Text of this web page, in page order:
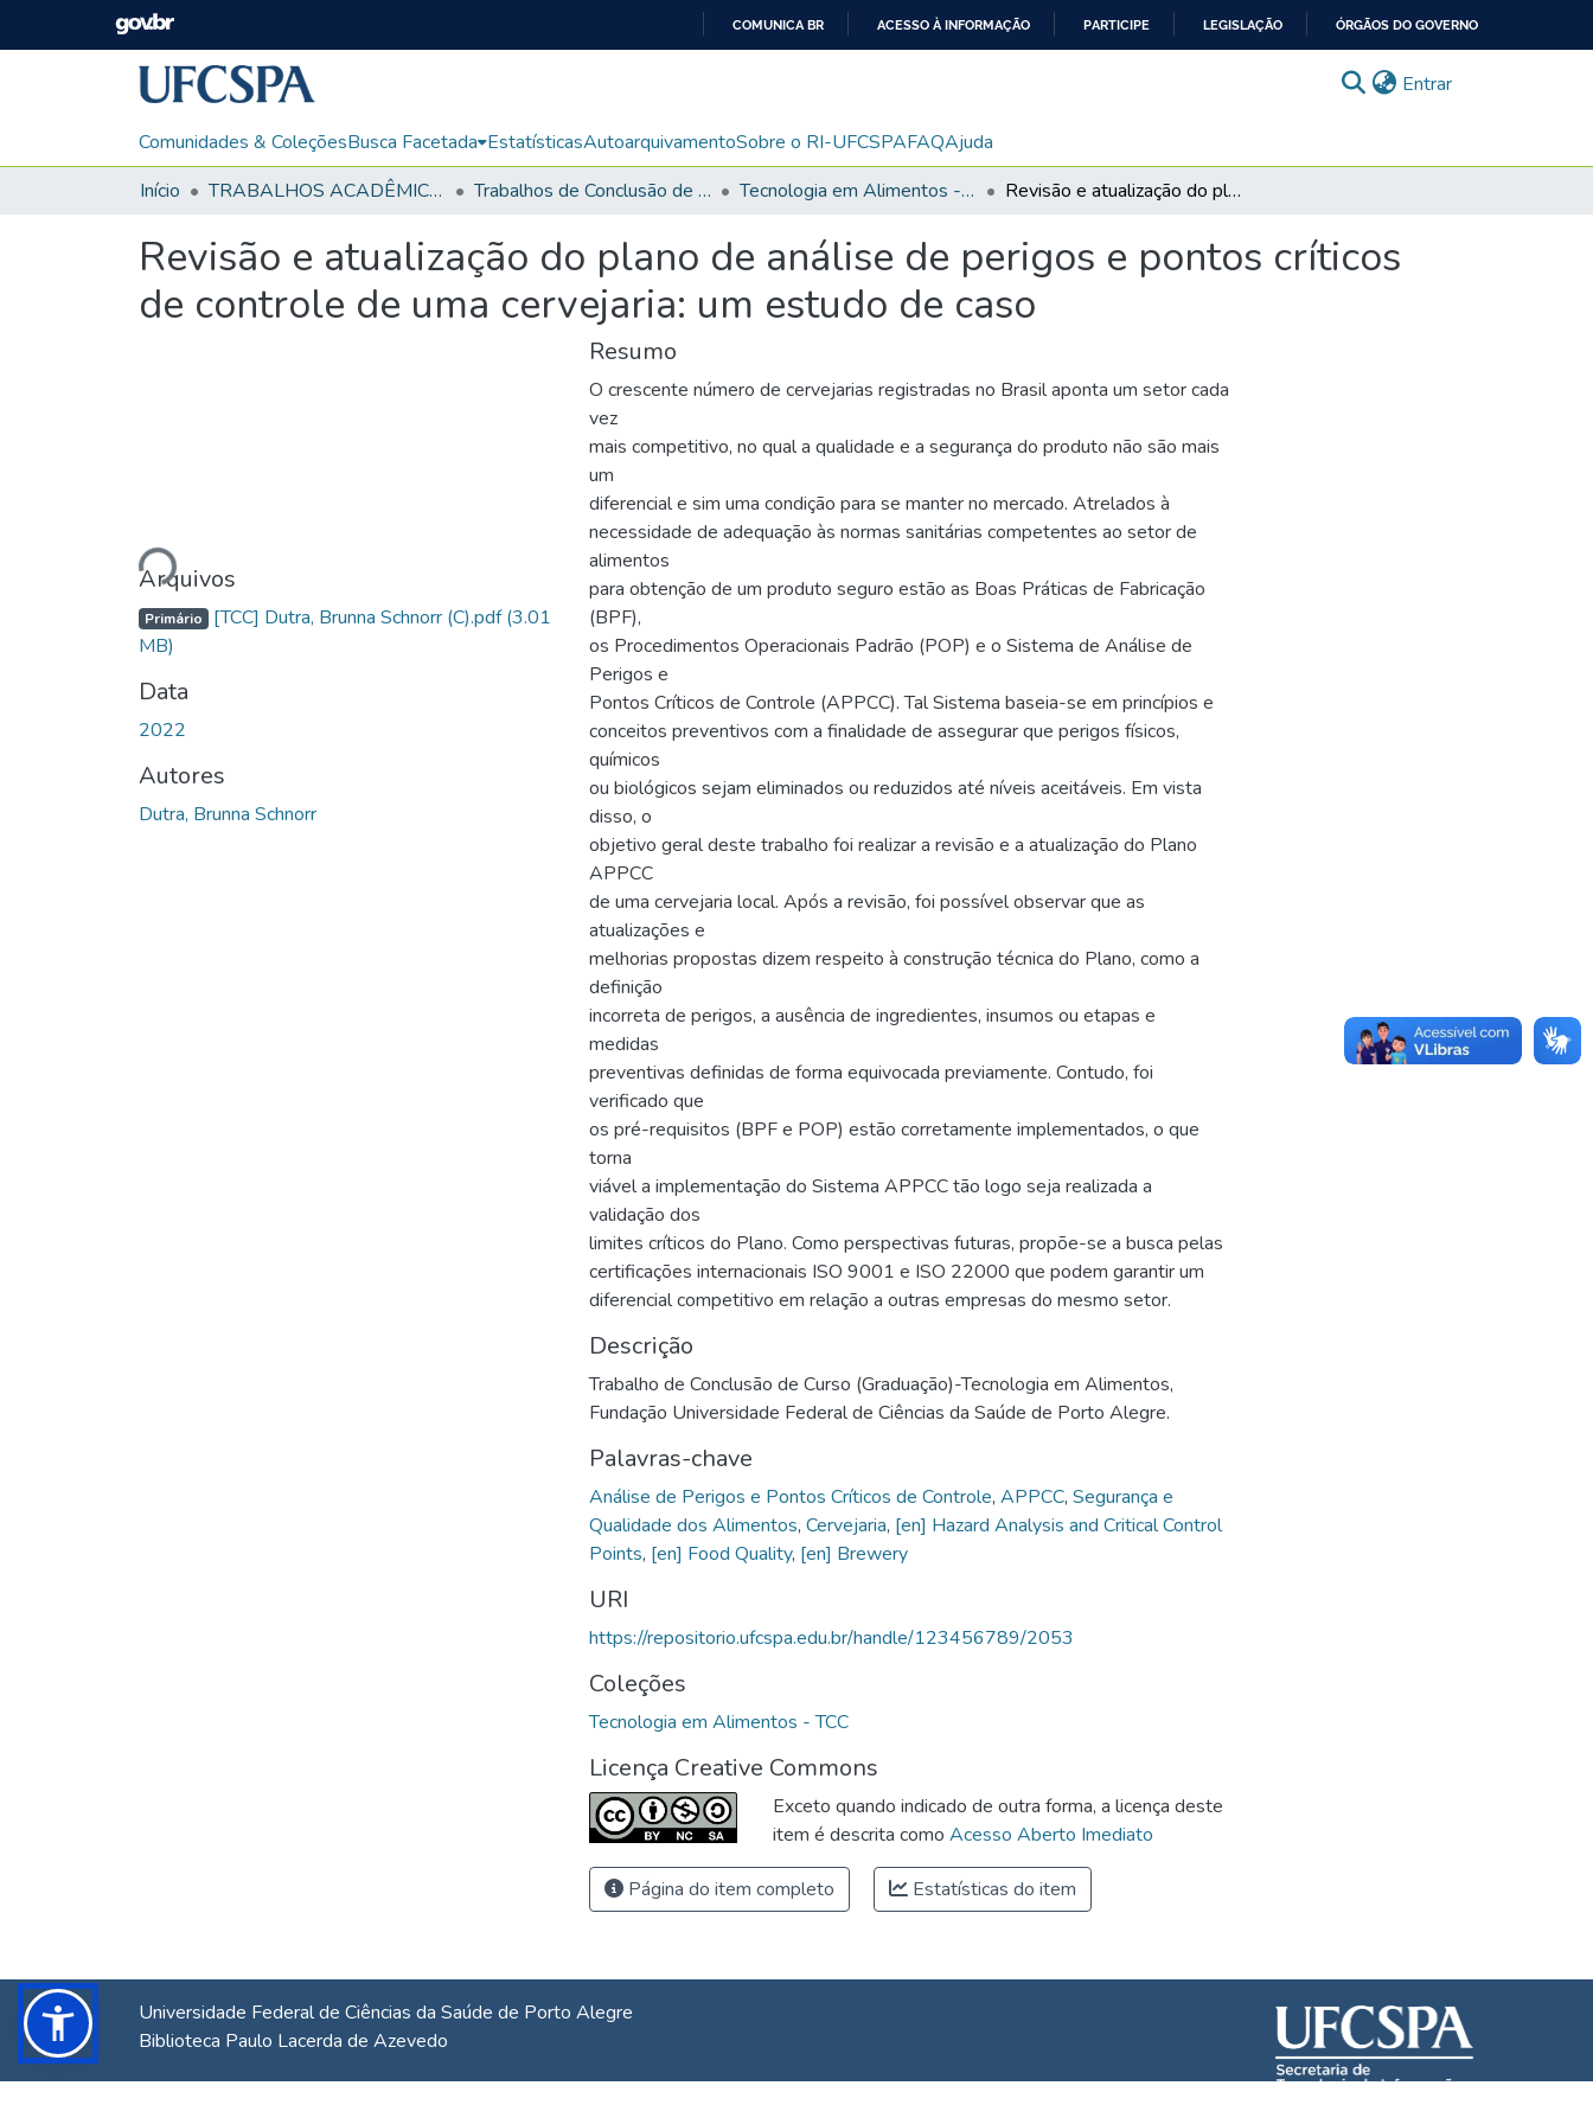
CONTEÚDO
COMUNICA BR ACESSO À INFORMAÇÃO PARTICIPE LEGISLAÇÃO ÓRGÃOS DO GOVERNO
Entrar(current)
Comunidades & ColeçõesBusca Facetada EstatísticasAutoarquivamentoSobre o RI-UFCSPAFAQAjuda
Início
TRABALHOS ACADÊMICOS Trabalhos de Conclusão de Curso de Graduação Tecnologia em Alimentos - TCC Revisão e atualização do plano de análise de perigos e pontos críticos de controle de uma cervejaria: um estudo de caso
Revisão e atualização do plano de análise de perigos e pontos críticos
de controle de uma cervejaria: um estudo de caso
Carregando...
Arquivos
Primário [TCC] Dutra, Brunna Schnorr (C).pdf(3.01
MB)
Data
2022
Autores
Dutra, Brunna Schnorr
Resumo
O crescente número de cervejarias registradas no Brasil aponta um setor cada
vez
mais competitivo, no qual a qualidade e a segurança do produto não são mais
um
diferencial e sim uma condição para se manter no mercado. Atrelados à
necessidade de adequação às normas sanitárias competentes ao setor de
alimentos
para obtenção de um produto seguro estão as Boas Práticas de Fabricação
(BPF),
os Procedimentos Operacionais Padrão (POP) e o Sistema de Análise de
Perigos e
Pontos Críticos de Controle (APPCC). Tal Sistema baseia-se em princípios e
conceitos preventivos com a finalidade de assegurar que perigos físicos,
químicos
ou biológicos sejam eliminados ou reduzidos até níveis aceitáveis. Em vista
disso, o
objetivo geral deste trabalho foi realizar a revisão e a atualização do Plano
APPCC
de uma cervejaria local. Após a revisão, foi possível observar que as
atualizações e
melhorias propostas dizem respeito à construção técnica do Plano, como a
definição
incorreta de perigos, a ausência de ingredientes, insumos ou etapas e
medidas
preventivas definidas de forma equivocada previamente. Contudo, foi
verificado que
os pré-requisitos (BPF e POP) estão corretamente implementados, o que
torna
viável a implementação do Sistema APPCC tão logo seja realizada a
validação dos
limites críticos do Plano. Como perspectivas futuras, propõe-se a busca pelas
certificações internacionais ISO 9001 e ISO 22000 que podem garantir um
diferencial competitivo em relação a outras empresas do mesmo setor.
Descrição
Trabalho de Conclusão de Curso (Graduação)-Tecnologia em Alimentos,
Fundação Universidade Federal de Ciências da Saúde de Porto Alegre.
Palavras-chave
Análise de Perigos e Pontos Críticos de Controle, APPCC, Segurança e
Qualidade dos Alimentos, Cervejaria, [en] Hazard Analysis and Critical Control
Points, [en] Food Quality, [en] Brewery
URI
https://repositorio.ufcspa.edu.br/handle/123456789/2053
Coleções
Tecnologia em Alimentos - TCC
Licença Creative Commons
Exceto quando indicado de outra forma, a licença deste
item é descrita como Acesso Aberto Imediato
Página do item completo Estatísticas do item
Universidade Federal de Ciências da Saúde de Porto Alegre
Biblioteca Paulo Lacerda de Azevedo